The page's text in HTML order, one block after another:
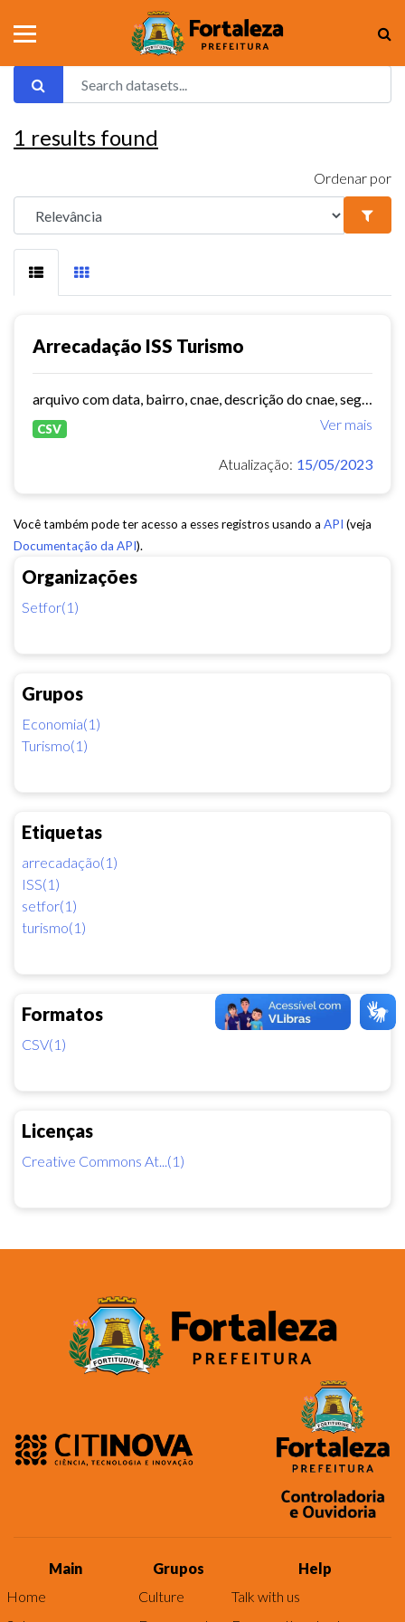
Organizações
Setfor(1)
Grupos
Economia(1)
Turismo(1)
Etiquetas
arrecadação(1)
ISS(1)
setfor(1)
turismo(1)
Formatos
CSV(1)
Licenças
Creative Commons At...(1)
1 results found
Ordenar por
Arrecadação ISS Turismo
Ver mais
CSV
Atualização: 15/05/2023
Você também pode ter acesso a esses registros usando a API (veja
Documentação da API).
Main
Home
Grupos
Culture
Help
Talk with us